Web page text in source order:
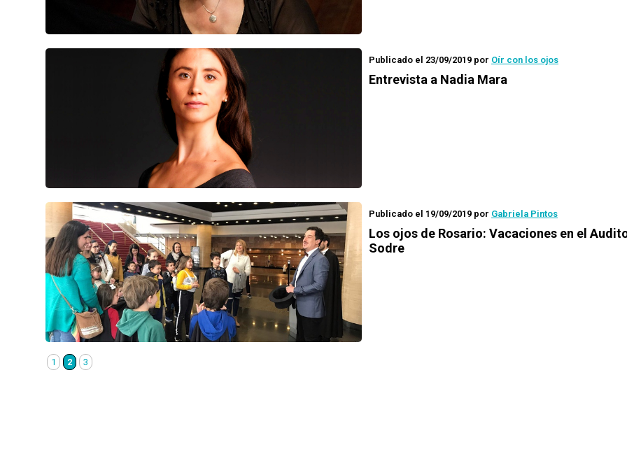
Publicado el 23/09/2019 por Oír con los ojos
Entrevista a Nadia Mara
Publicado el 19/09/2019 por Gabriela Pintos
Los ojos de Rosario: Vacaciones en el
Sodre
1 2 3